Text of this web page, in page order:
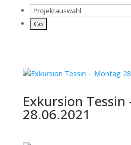
Exkursion
28.06.2021